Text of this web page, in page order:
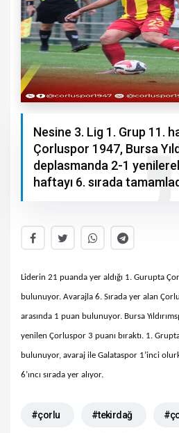
Nesine 3. Lig 1. Grup 11.
Çorluspor 1947, Bursa
deplasmanda 2-1
haftayı 6. sırada
Liderin 21 puanda yer aldığı 1. Gurupta
bulunuyor. Avarajla 6. Sırada yer alan
arasında 1 puan bulunuyor. Bursa
yenilen Çorluspor 3 puanı bıraktı. 1.
bulunuyor, avaraj ile Galataspor 1’inci
6’ıncı sırada yer alıyor.
#çorlu #tekirdağ